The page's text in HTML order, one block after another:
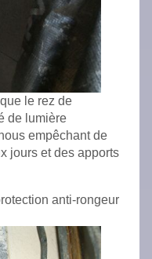
le rez de
de lumière
empêchant de
jours et des apports
anti-rongeur